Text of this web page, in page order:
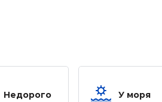
Недорого У моря